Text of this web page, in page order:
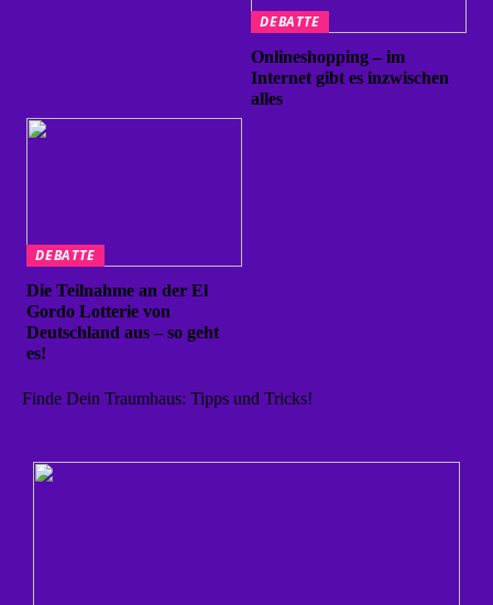
DEBATTE
Onlineshopping – im
Internet gibt es inzwischen
alles
DEBATTE
Die Teilnahme an der El
Gordo Lotterie von
Deutschland aus – so geht
es!
Finde Dein Traumhaus: Tipps und Tricks!